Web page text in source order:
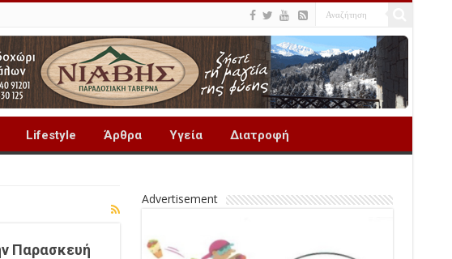
Lifestyle Άρθρα Υγεία Διατροφή
Παρασκευή
Advertisement